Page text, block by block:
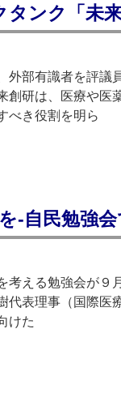
タンク「未
部有識者を評議
研は、医療や医
べき役割を明ら
‐自民勉強
える勉強会が９
代表理事（国際医
けた